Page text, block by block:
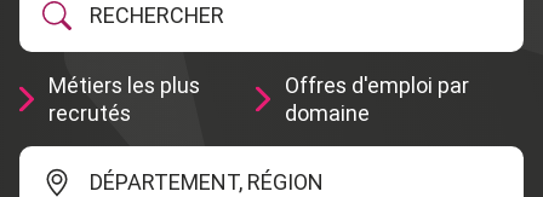
Métiers les plus
recrutés
Offres d'emploi par
domaine
DÉPARTEMENT, RÉGION